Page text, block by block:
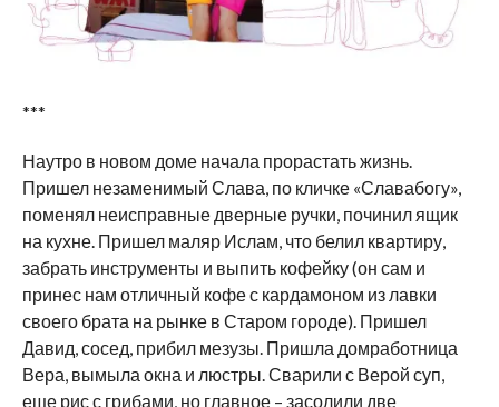
***
Наутро в новом доме начала прорастать жизнь.
Пришел незаменимый Слава, по кличке «Славабогу»,
поменял неисправные дверные ручки, починил ящик
на кухне. Пришел маляр Ислам, что белил квартиру,
забрать инструменты и выпить кофейку (он сам и
принес нам отличный кофе с кардамоном из лавки
своего брата на рынке в Старом городе). Пришел
Давид, сосед, прибил мезузы. Пришла домработница
Вера, вымыла окна и люстры. Сварили с Верой суп,
еще рис с грибами, но главное – засолили две